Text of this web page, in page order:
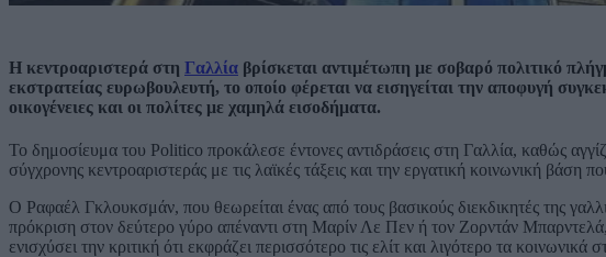
Η κεντροαριστερά στη Γαλλία βρίσκεται αντιμέτωπη με σοβαρό πολιτικό
εκστρατείας ευρωβουλευτή, το οποίο φέρεται να εισηγείται την αποφυγή
οικογένειες και οι πολίτες με χαμηλά εισοδήματα.
Το δημοσίευμα του Politico προκάλεσε έντονες αντιδράσεις στη Γαλλία, καθώς
σύγχρονης κεντροαριστεράς με τις λαϊκές τάξεις και την εργατική κοινωνική βάση
Ο Ραφαέλ Γκλουκσμάν, που θεωρείται ένας από τους βασικούς διεκδικητές της
πρόκριση στον δεύτερο γύρο απέναντι στη Μαρίν Λε Πεν ή τον Ζορντάν Μπαρντελά,
ενισχύσει την κριτική ότι εκφράζει περισσότερο τις ελίτ και λιγότερο τα κοινωνικά